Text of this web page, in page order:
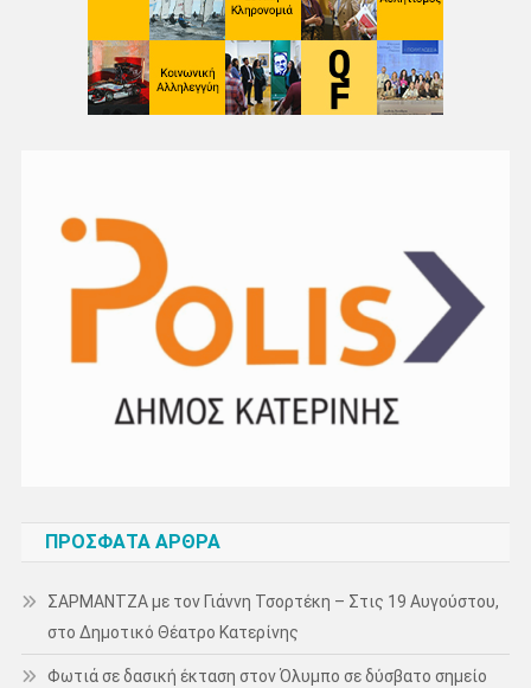
ΠΡΌΣΦΑΤΑ ΆΡΘΡΑ
ΣΑΡΜΑΝΤΖΑ με τον Γιάννη Τσορτέκη – Στις 19 Αυγούστου,
στο Δημοτικό Θέατρο Κατερίνης
Φωτιά σε δασική έκταση στον Όλυμπο σε δύσβατο σημείο